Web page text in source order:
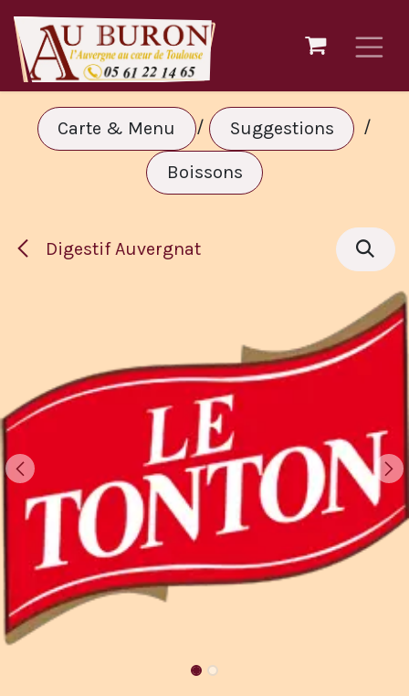
Se rendre au contenu
Carte & Menu / Suggestions /
Boissons
Digestif Auvergnat